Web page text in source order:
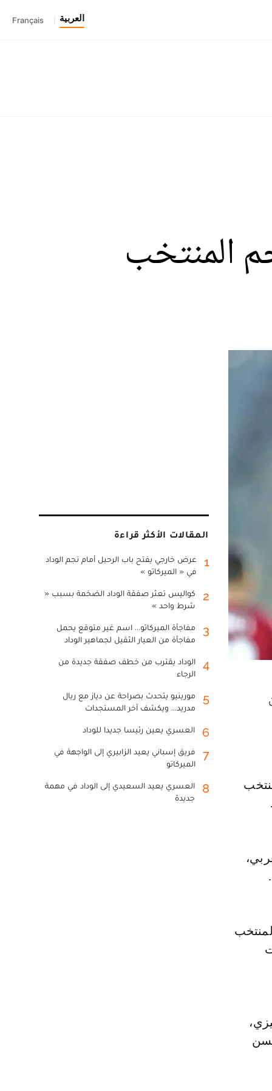
العربية Français
المنتخب
المقالات الأكثر قراءة
1
عرض خارجي يفتح باب الرحيل أمام نجم الوداد
في « الميركاتو »
2
كواليس تعثر صفقة الوداد الضخمة بسبب «
شرط واحد »
3
مفاجأة الميركاتو... اسم غير متوقع يحمل
مفاجأة من العيار الثقيل لجماهير الوداد
4
الوداد يقترب من خطف صفقة جديدة من
الرجاء
5
مورينيو يتحدث بصراحة عن دياز مع ريال
مدريد... ويكشف آخر المستجدات
6 العسري يعين رئيسا جديدا للوداد
7
فريق إسباني يعيد الزابيري إلى الواجهة في
الميركاتو
8
العسري يعيد السعيدي إلى الوداد في مهمة
جديدة